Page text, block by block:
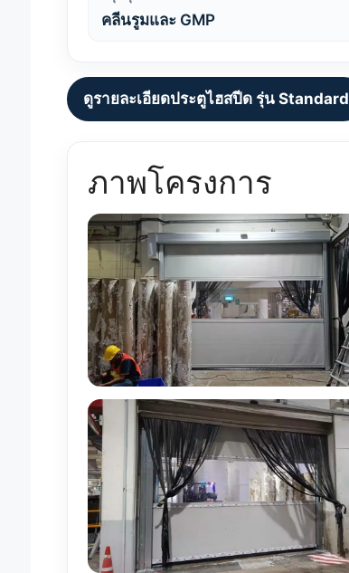
คลีนรูมและ GMP
ดูรายละเอียดประตูไฮสปีด รุ่น Standard
ภาพโครงการ